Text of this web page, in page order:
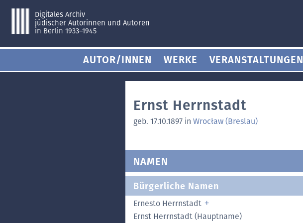
Digitales Archiv
jüdischer Autorinnen und Autoren
in Berlin 1933–1945
AUTOR/INNEN WERKE VERANSTALTUNGEN
Ernst Herrnstadt
geb. 17.10.1897 in Wrocław (Breslau)
NAMEN
Bürgerliche Namen
Ernesto Herrnstadt
Ernst Herrnstadt (Hauptname)